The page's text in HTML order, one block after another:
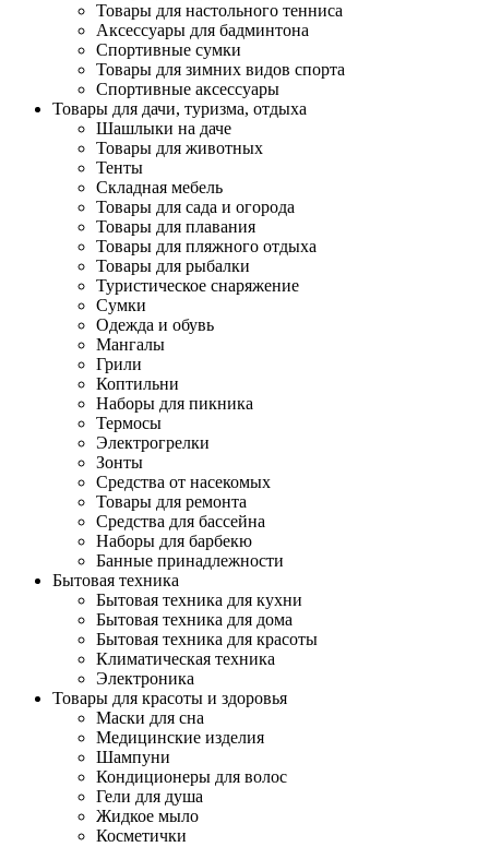
Товары для настольного тенниса
Аксессуары для бадминтона
Спортивные сумки
Товары для зимних видов спорта
Спортивные аксессуары
Товары для дачи, туризма, отдыха
Шашлыки на даче
Товары для животных
Тенты
Складная мебель
Товары для сада и огорода
Товары для плавания
Товары для пляжного отдыха
Товары для рыбалки
Туристическое снаряжение
Сумки
Одежда и обувь
Мангалы
Грили
Коптильни
Наборы для пикника
Термосы
Электрогрелки
Зонты
Средства от насекомых
Товары для ремонта
Средства для бассейна
Наборы для барбекю
Банные принадлежности
Бытовая техника
Бытовая техника для кухни
Бытовая техника для дома
Бытовая техника для красоты
Климатическая техника
Электроника
Товары для красоты и здоровья
Маски для сна
Медицинские изделия
Шампуни
Кондиционеры для волос
Гели для душа
Жидкое мыло
Косметички